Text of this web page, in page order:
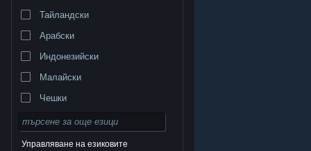
Тайландски
Арабски
Индонезийски
Малайски
Чешки
Датски
Управляване на езиковите